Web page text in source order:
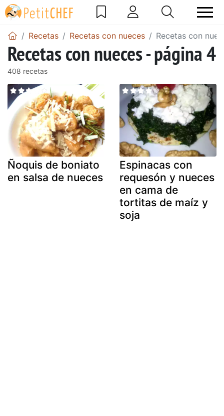
Recetas Recetas con nueces Recetas con
Recetas con nueces - página 4
408 recetas
Ñoquis de boniato
en salsa de nueces
Espinacas con
requesón y nueces
en cama de
tortitas de maíz y
soja